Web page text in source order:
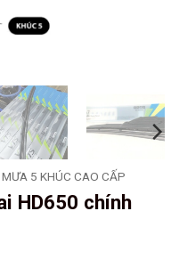
5 KHÚC CAO CẤP
HD650 chính